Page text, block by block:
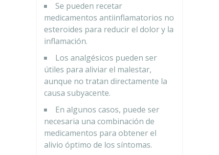
Se pueden recetar
medicamentos antiinflamatorios no
esteroides para reducir el dolor y la
inflamación.
Los analgésicos pueden ser
útiles para aliviar el malestar,
aunque no tratan directamente la
causa subyacente.
En algunos casos, puede ser
necesaria una combinación de
medicamentos para obtener el
alivio óptimo de los síntomas.